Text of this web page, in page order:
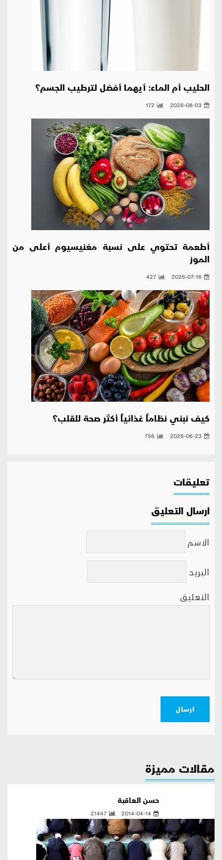
الحليب أم الماء: أيهما أفضل لترطيب الجسم؟
2026-08-03
172
أطعمة تحتوي على نسبة مغنيسيوم أعلى من
الموز
2026-07-16
427
كيف نبني نظاماً غذائياً أكثر صحة للقلب؟
2026-06-23
756
تعليقات
ارسال التعليق
الاسم
البريد
التعليق
ارسال
مقالات مميزة
حسن العاقبة
2014-04-14
21447